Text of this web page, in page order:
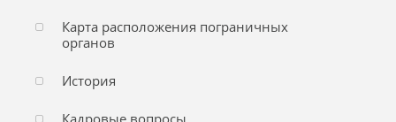
Карта расположения пограничных
органов
История
Кадровые вопросы